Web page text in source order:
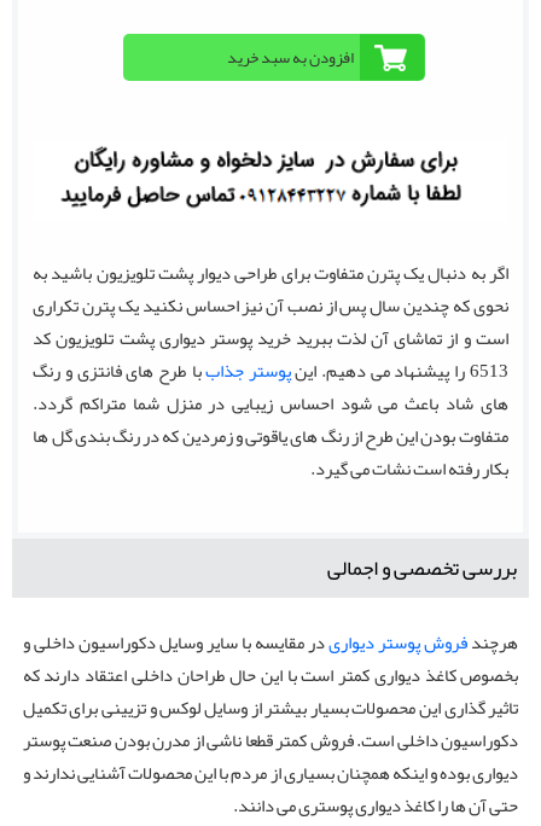
اگر به دنبال یک پترن متفاوت برای طراحی دیوار پشت تلویزیون باشید به
نحوی که چندین سال پس از نصب آن نیز احساس نکنید یک پترن تکراری
است و از تماشای آن لذت ببرید خرید پوستر دیواری پشت تلویزیون کد
6513 را پیشنهاد می دهیم. این
پوستر جذاببا طرح های فانتزی و رنگ
های شاد باعث می شود احساس زیبایی در منزل شما متراکم گردد.
متفاوت بودن این طرح از رنگ های یاقوتی و زمردین که در رنگ بندی گل ها
بکار رفته است نشات می گیرد.
بررسی تخصصی و اجمالی
هرچندفروش پوستر دیواریدر مقایسه با سایر وسایل دکوراسیون داخلی و
بخصوص کاغذ دیواری کمتر است با این حال طراحان داخلی اعتقاد دارند که
تاثیر گذاری این محصولات بسیار بیشتر از وسایل لوکس و تزیینی برای تکمیل
دکوراسیون داخلی است. فروش کمتر قطعا ناشی از مدرن بودن صنعت پوستر
دیواری بوده و اینکه همچنان بسیاری از مردم با این محصولات آشنایی ندارند و
حتی آن ها را کاغذ دیواری پوستری می دانند.